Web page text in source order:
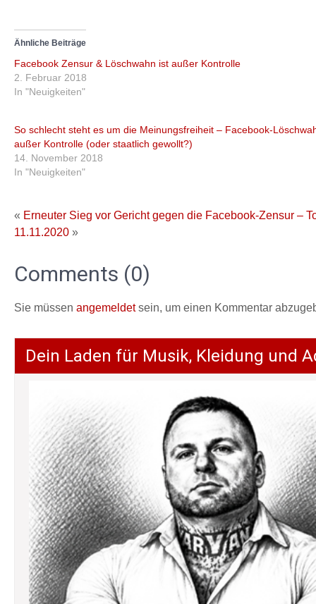
Ähnliche Beiträge
Facebook Zensur & Löschwahn ist außer Kontrolle
2. Februar 2018
In "Neuigkeiten"
So schlecht steht es um die Meinungsfreiheit – Facebook-
außer Kontrolle (oder staatlich gewollt?)
14. November 2018
In "Neuigkeiten"
« Erneuter Sieg vor Gericht gegen die Facebook-Zensur –
11.11.2020 »
Comments (0)
Sie müssen angemeldetsein, um einen Kommentar
Dein Laden für Musik, Kleidung und